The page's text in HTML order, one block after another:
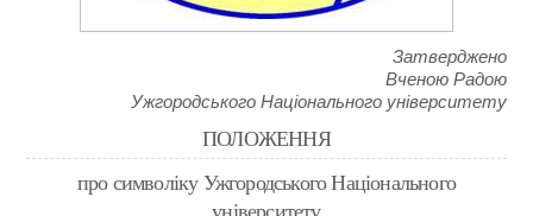
Затверджено
Вченою Радою
Ужгородського Національного університету
ПОЛОЖЕННЯ
про символіку Ужгородського Національного